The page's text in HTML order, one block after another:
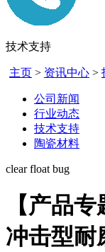
技术支持
主页 > 资讯中心 >
公司新闻
行业动态
技术支持
陶瓷材料
clear float bug
【产品
冲击型耐